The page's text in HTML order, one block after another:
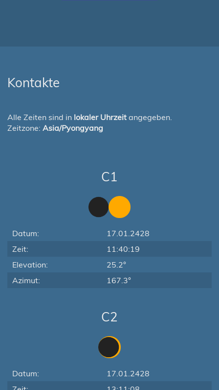
Kontakte
Alle Zeiten sind in lokaler Uhrzeit angegeben.
Zeitzone: Asia/Pyongyang
C1
Datum:
17.01.2428
Zeit:
11:40:19
Elevation:
25.2°
Azimut:
167.3°
C2
Datum:
17.01.2428